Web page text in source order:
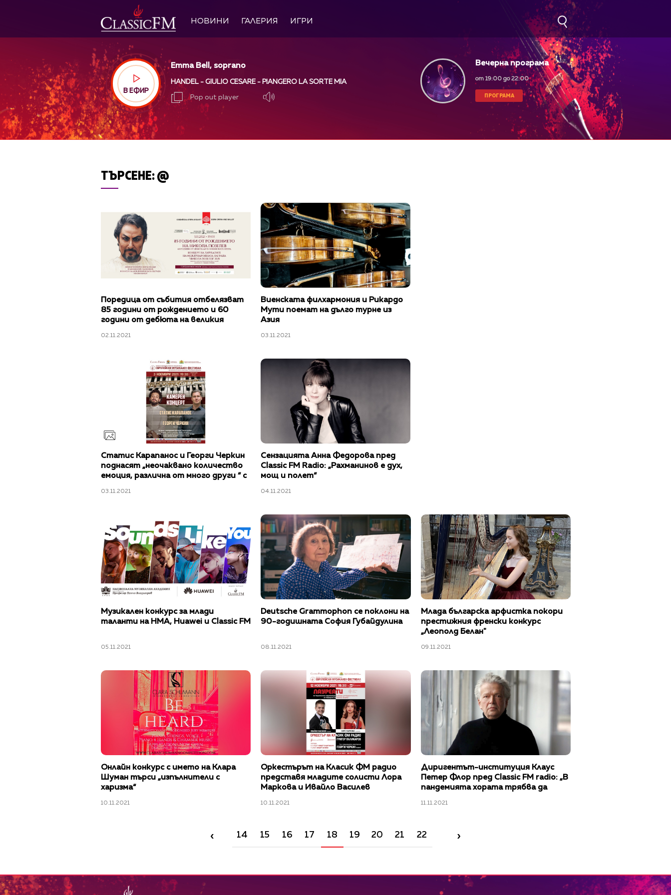
НОВИНИ ГАЛЕРИЯ ИГРИ
В ЕФИР
Emma Bell, soprano
HANDEL - GIULIO CESARE - PIANGERO LA SORTE MIA
Pop out player
Вечерна програма
от 19:00 до 22:00
ПРОГРАМА
ТЪРСЕНЕ:@
Поредица от събития отбелязват
85 години от рождението и 60
години от дебюта на великия
02.11.2021
Виенската филхармония и Рикардо
Мути поемат на дълго турне из
Азия
03.11.2021
Статис Карапанос и Георги Черкин
поднасят „неочаквано количество
емоция, различна от много други “ с
03.11.2021
Сензацията Анна Федорова пред
Classic FM Radio: „Рахманинов е дух,
мощ и полет“
04.11.2021
Музикален конкурс за млади
таланти на НМА, Huawei и Classic FM
05.11.2021
Deutsche Grammophon се поклони на
90-годишната София Губайдулина
08.11.2021
Млада българска арфистка покори
престижния френски конкурс
„Леополд Белан"
09.11.2021
Онлайн конкурс с името на Клара
Шуман търси „изпълнители с
харизма“
10.11.2021
Оркестърът на Класик ФМ радио
представя младите солисти Лора
Маркова и Ивайло Василев
10.11.2021
Диригентът-институция Клаус
Петер Флор пред Classic FM radio: „В
пандемията хората трябва да
11.11.2021
‹ 14 15 16 17 18 19 20 21 22 ›